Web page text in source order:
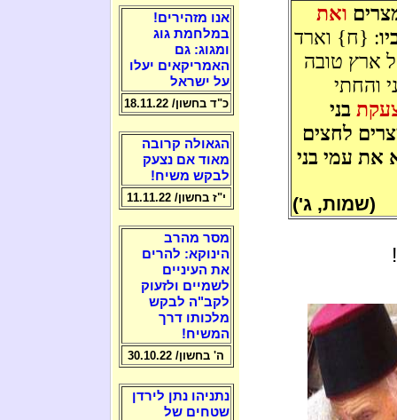
ואת
: {ח} וארד
ארץ טובה
והחתי
בני
לחצים
את עמי בני
(שמות, ג')
אנו מזהירים!
במלחמת גוג
ומגוג: גם
האמריקאים יעלו
על ישראל
כ"ד בחשון/ 18.11.22
הגאולה קרובה
מאוד אם נצעק
לבקש משיח!
י"ז בחשון/ 11.11.22
מסר מהרב
הינוקא: להרים
את העיניים
לשמיים ולזעוק
לקב"ה לבקש
מלכותו דרך
המשיח!
ה' בחשון/ 30.10.22
נתניהו נתן לירדן
שטחים של